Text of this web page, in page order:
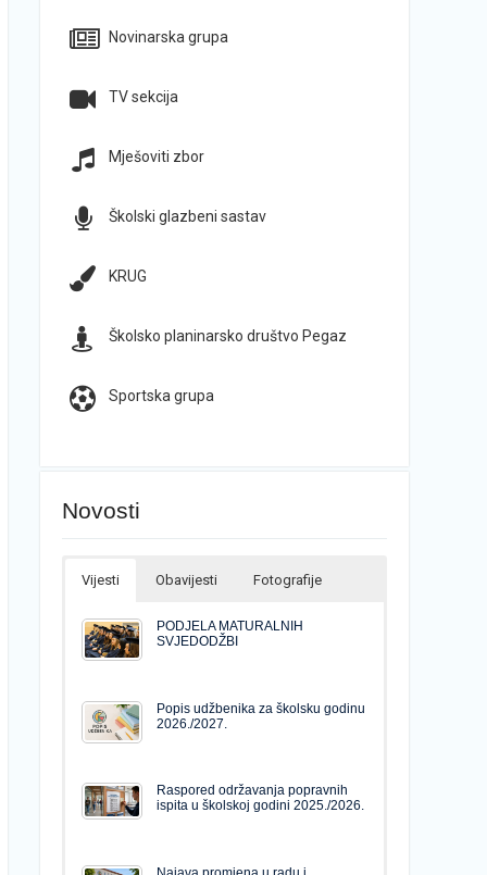
Novinarska grupa
TV sekcija
Mješoviti zbor
Školski glazbeni sastav
KRUG
Školsko planinarsko društvo Pegaz
Sportska grupa
Novosti
Vijesti Obavijesti Fotografije
PODJELA MATURALNIH
SVJEDODŽBI
Popis udžbenika za školsku godinu
2026./2027.
Raspored održavanja popravnih
ispita u školskoj godini 2025./2026.
Najava promjena u radu i